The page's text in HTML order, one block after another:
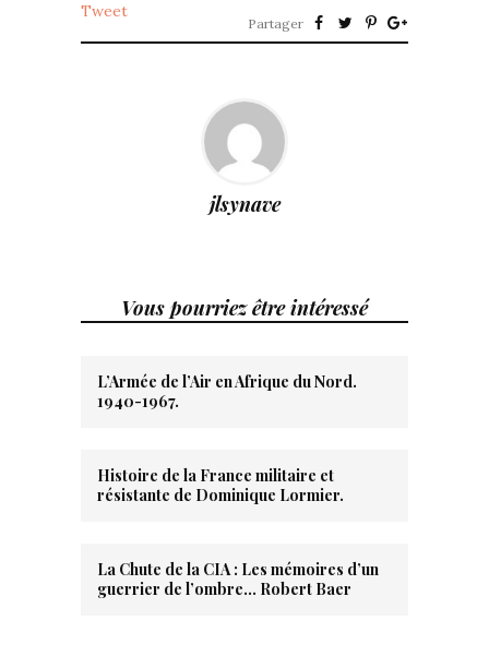
Tweet
Partager
jlsynave
Vous pourriez être intéressé
L’Armée de l’Air en Afrique du Nord.
1940-1967.
Histoire de la France militaire et
résistante de Dominique Lormier.
La Chute de la CIA : Les mémoires d’un
guerrier de l’ombre… Robert Baer